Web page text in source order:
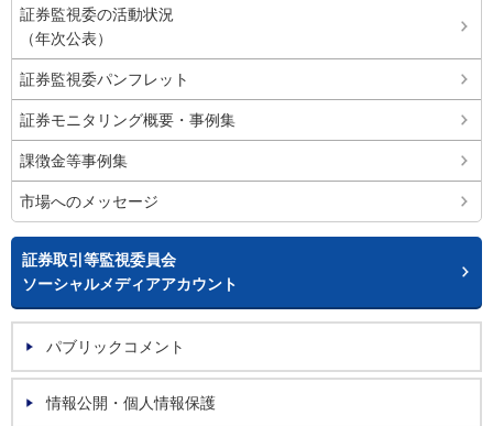
証券監視委の活動状況
（年次公表）
証券監視委パンフレット
証券モニタリング概要・事例集
課徴金等事例集
市場へのメッセージ
証券取引等監視委員会
ソーシャルメディアアカウント
パブリックコメント
情報公開・個人情報保護